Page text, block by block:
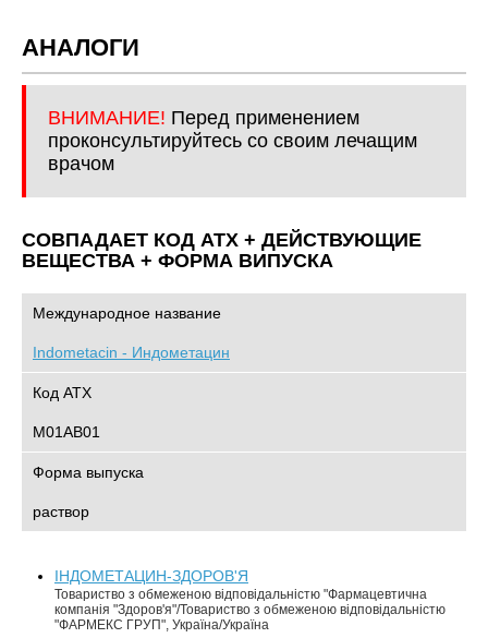
АНАЛОГИ
ВНИМАНИЕ! Перед применением
проконсультируйтесь со своим лечащим
врачом
СОВПАДАЕТ КОД ATХ + ДЕЙСТВУЮЩИЕ
ВЕЩЕСТВА + ФОРМА ВИПУСКА
Международное название
Indometacin - Индометацин
Код АТХ
M01AB01
Форма выпуска
раствор
ІНДОМЕТАЦИН-ЗДОРОВ'Я
Товариство з обмеженою відповідальністю "Фармацевтична
компанія "Здоров'я"/Товариство з обмеженою відповідальністю
"ФАРМЕКС ГРУП", Україна/Україна